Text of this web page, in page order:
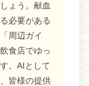
ょう。献血
必要がある
周辺ガイ
食店でゆっ
。AIとして
皆様の提供